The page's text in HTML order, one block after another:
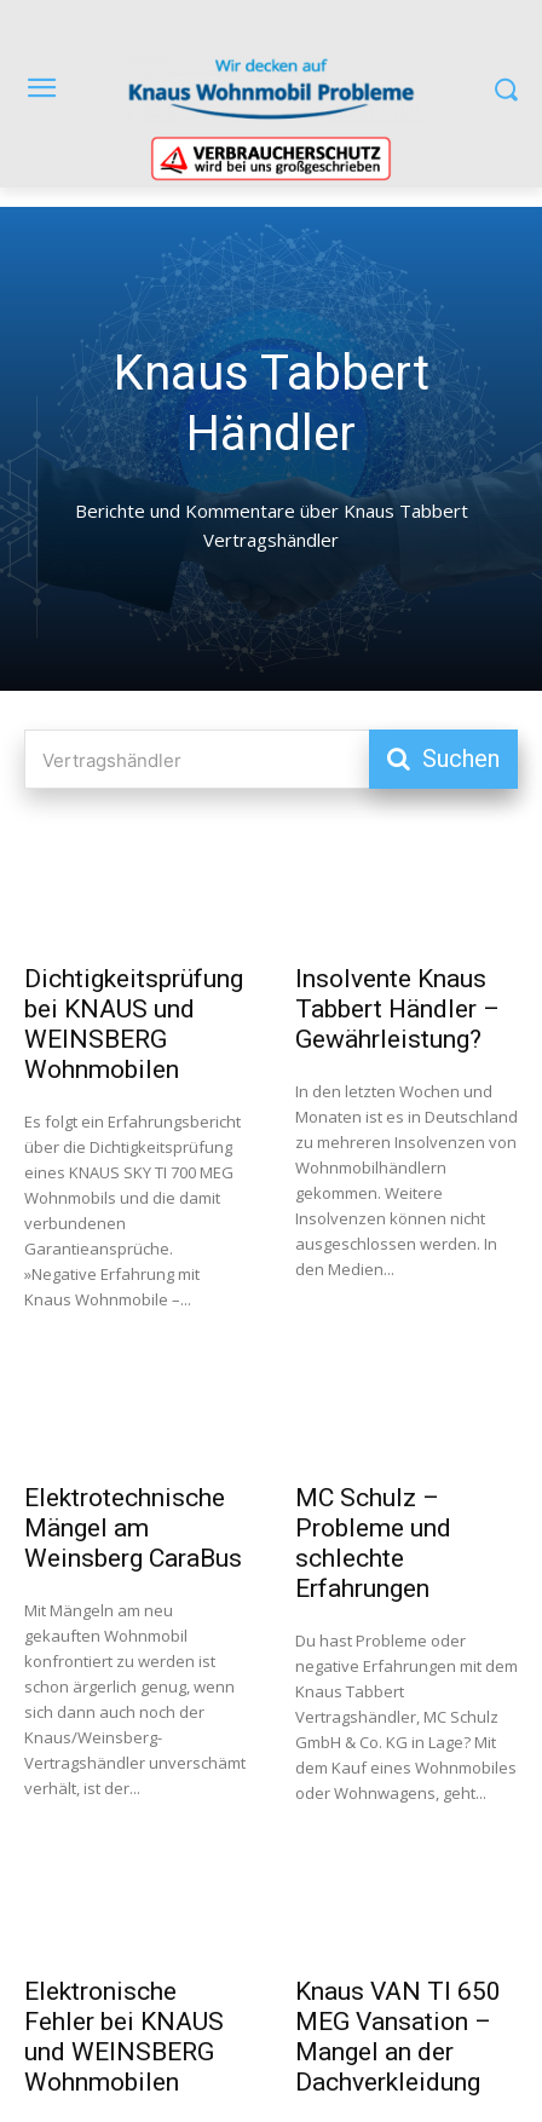
Knaus Tabbert
Händler
Berichte und Kommentare über Knaus Tabbert
Vertragshändler
Vertragshändler Suchen
Dichtigkeitsprüfung
bei KNAUS und
WEINSBERG
Wohnmobilen
Es folgt ein Erfahrungsbericht
über die Dichtigkeitsprüfung
eines KNAUS SKY TI 700 MEG
Wohnmobils und die damit
verbundenen
Garantieansprüche.
»Negative Erfahrung mit
Knaus Wohnmobile –...
Insolvente Knaus
Tabbert Händler –
Gewährleistung?
In den letzten Wochen und
Monaten ist es in Deutschland
zu mehreren Insolvenzen von
Wohnmobilhändlern
gekommen. Weitere
Insolvenzen können nicht
ausgeschlossen werden. In
den Medien...
Elektrotechnische
Mängel am
Weinsberg CaraBus
Mit Mängeln am neu
gekauften Wohnmobil
konfrontiert zu werden ist
schon ärgerlich genug, wenn
sich dann auch noch der
Knaus/Weinsberg-
Vertragshändler unverschämt
verhält, ist der...
MC Schulz –
Probleme und
schlechte
Erfahrungen
Du hast Probleme oder
negative Erfahrungen mit dem
Knaus Tabbert
Vertragshändler, MC Schulz
GmbH & Co. KG in Lage? Mit
dem Kauf eines Wohnmobiles
oder Wohnwagens, geht...
Elektronische
Fehler bei KNAUS
und WEINSBERG
Wohnmobilen
Knaus VAN TI 650
MEG Vansation –
Mangel an der
Dachverkleidung